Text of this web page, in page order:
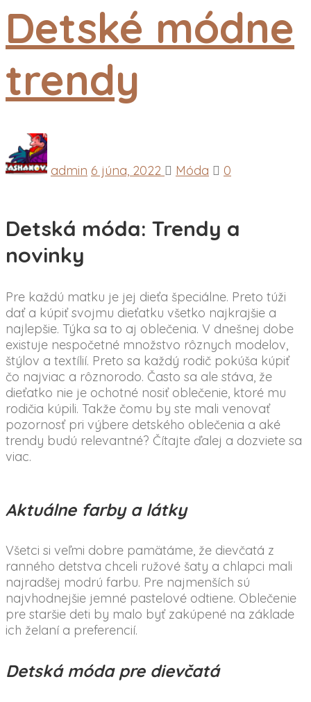
Detské módne
trendy
admin 6 júna, 2022 Móda 0
Detská móda: Trendy a
novinky
Pre každú matku je jej dieťa špeciálne. Preto túži
dať a kúpiť svojmu dieťatku všetko najkrajšie a
najlepšie. Týka sa to aj oblečenia. V dnešnej dobe
existuje nespočetné množstvo rôznych modelov,
štýlov a textílií. Preto sa každý rodič pokúša kúpiť
čo najviac a rôznorodo. Často sa ale stáva, že
dieťatko nie je ochotné nosiť oblečenie, ktoré mu
rodičia kúpili. Takže čomu by ste mali venovať
pozornosť pri výbere detského oblečenia a aké
trendy budú relevantné? Čítajte ďalej a dozviete sa
viac.
Aktuálne farby a látky
Všetci si veľmi dobre pamätáme, že dievčatá z
ranného detstva chceli ružové šaty a chlapci mali
najradšej modrú farbu. Pre najmenších sú
najvhodnejšie jemné pastelové odtiene. Oblečenie
pre staršie deti by malo byť zakúpené na základe
ich želaní a preferencií.
Detská móda pre dievčatá